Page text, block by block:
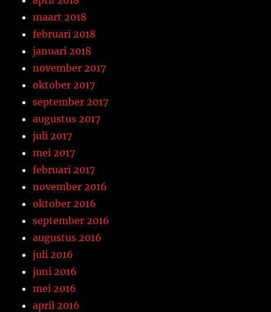
maart 2018
februari 2018
januari 2018
november 2017
oktober 2017
september 2017
augustus 2017
juli 2017
mei 2017
februari 2017
november 2016
oktober 2016
september 2016
augustus 2016
juli 2016
juni 2016
mei 2016
april 2016